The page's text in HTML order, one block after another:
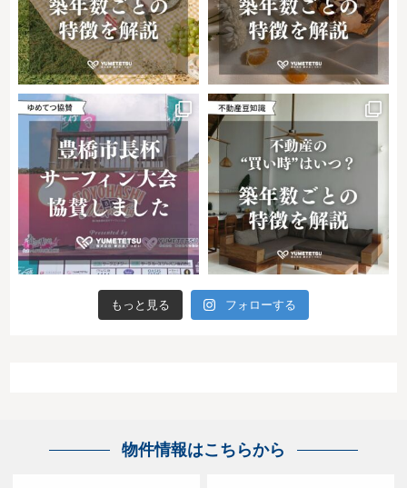
もっと見る フォローする
物件情報はこちらから